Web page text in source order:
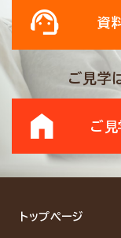
資
ご見学
ご見
トップページ